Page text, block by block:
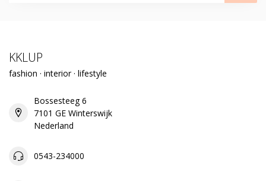
KKLUP
fashion · interior · lifestyle
Bossesteeg 6
7101 GE Winterswijk
Nederland
0543-234000